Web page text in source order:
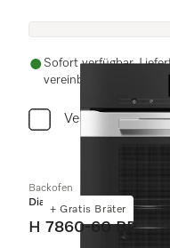
Sofort verfügbar.
vereinbart.
Vergleichen
+ Gratis Bräter
Backofen
Diamond
H 7860-60 BP